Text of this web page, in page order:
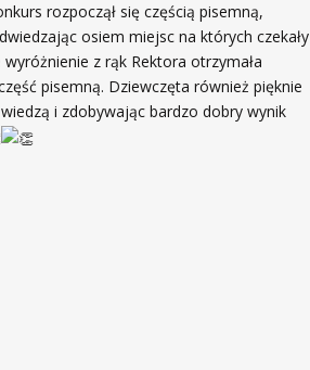
rozpoczął się częścią pisemną,
osiem miejsc na których czekały
z rąk Rektora otrzymała
pisemną. Dziewczęta również pięknie
i zdobywając bardzo dobry wynik